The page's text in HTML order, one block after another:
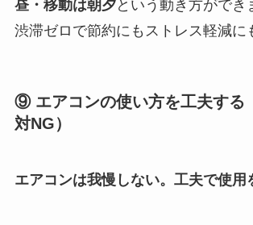
昼・移動は朝夕という動き方ができ
渋滞ゼロで節約にもストレス軽減に
⑨ エアコンの使い方を工夫する
対NG）
エアコンは我慢しない。工夫で使用